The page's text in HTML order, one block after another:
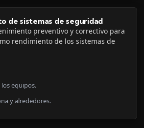
de sistemas de seguridad
preventivo y correctivo para
rendimiento de los sistemas de
equipos.
y alrededores.